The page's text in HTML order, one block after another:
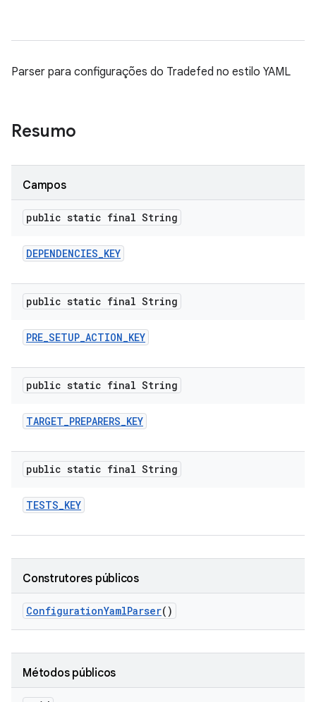
Parser para configurações do Tradefed no estilo YAML
Resumo
Campos
public static final String
DEPENDENCIES_KEY
public static final String
PRE_SETUP_ACTION_KEY
public static final String
TARGET_PREPARERS_KEY
public static final String
TESTS_KEY
Construtores públicos
ConfigurationYamlParser()
Métodos públicos